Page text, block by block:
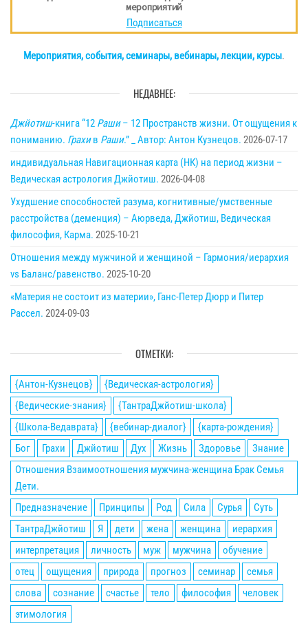
мероприятий
Подписаться
Мероприятия, события, семинары, вебинары, лекции, курсы.
НЕДАВНЕЕ:
Джйотиш-книга “12 Раши– 12 Пространств жизни. От ощущения к
пониманию. Грахив Раши.” _ Автор: Антон Кузнецов. 2026-07-17
индивидуальная Навигационная карта (НК) на период жизни –
Ведическая астрология Джйотиш. 2026-04-08
Ухудшение способностей разума, когнитивные/умственные
расстройства (деменция) – Аюрведа, Джйотиш, Ведическая
философия, Карма. 2025-10-21
Отношения между мужчиной и женщиной – Гармония/иерархия
vs Баланс/равенство. 2025-10-20
«Материя не состоит из материи», Ганс-Петер Дюрр и Питер
Рассел. 2024-09-03
ОТМЕТКИ:
{Антон-Кузнецов}
{Ведическая-астрология}
{Ведические-знания}
{ТантраДжйотиш-школа}
{Школа-Ведаврата}
{вебинар-диалог}
{карта-рождения}
Бог
Грахи Джйотиш Дух Жизнь Здоровье
Знание
Отношения Взаимоотношения мужчина-женщина Брак Семья
Дети.
Предназначение
Принципы Род Сила Сурья
Суть
ТантраДжйотиш
Я дети жена женщина
иерархия
интерпретация
личность муж мужчина
обучение
отец
ощущения природа прогноз семинар
семья
слова
сознание счастье тело философия
человек
этимология